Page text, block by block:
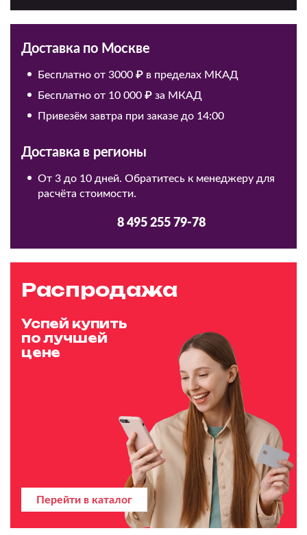
Доставка по Москве
Бесплатно от 3000 ₽ в пределах МКАД
Бесплатно от 10 000 ₽ за МКАД
Привезём завтра при заказе до 14:00
Доставка в регионы
От 3 до 10 дней. Обратитесь к менеджеру для
расчёта стоимости.
8 495 255 79-78
Распродажа
Успей купить
по лучшей
цене
Перейти в каталог